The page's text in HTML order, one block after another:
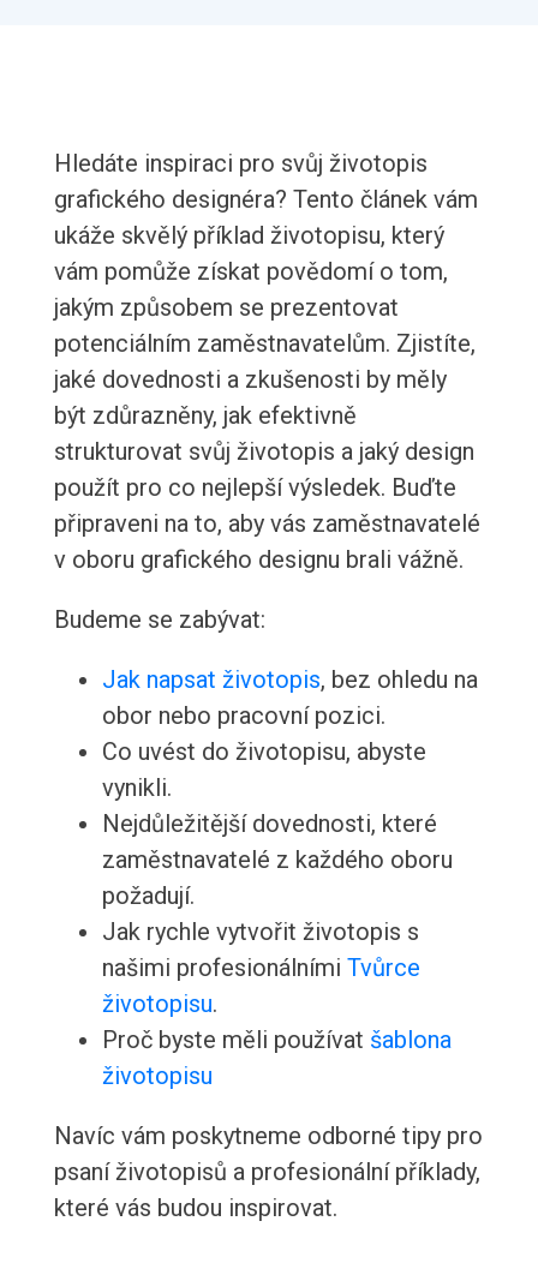
Hledáte inspiraci pro svůj životopis
grafického designéra? Tento článek vám
ukáže skvělý příklad životopisu, který
vám pomůže získat povědomí o tom,
jakým způsobem se prezentovat
potenciálním zaměstnavatelům. Zjistíte,
jaké dovednosti a zkušenosti by měly
být zdůrazněny, jak efektivně
strukturovat svůj životopis a jaký design
použít pro co nejlepší výsledek. Buďte
připraveni na to, aby vás zaměstnavatelé
v oboru grafického designu brali vážně.
Budeme se zabývat:
Jak napsat životopis, bez ohledu na
obor nebo pracovní pozici.
Co uvést do životopisu, abyste
vynikli.
Nejdůležitější dovednosti, které
zaměstnavatelé z každého oboru
požadují.
Jak rychle vytvořit životopis s
našimi profesionálními Tvůrce
životopisu.
Proč byste měli používat šablona
životopisu
Navíc vám poskytneme odborné tipy pro
psaní životopisů a profesionální příklady,
které vás budou inspirovat.